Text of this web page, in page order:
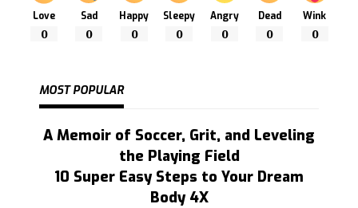
Love
0
Sad
0
Happy
0
Sleepy
0
Angry
0
Dead
0
Wink
0
MOST POPULAR
A Memoir of Soccer, Grit, and Leveling
the Playing Field
10 Super Easy Steps to Your Dream
Body 4X